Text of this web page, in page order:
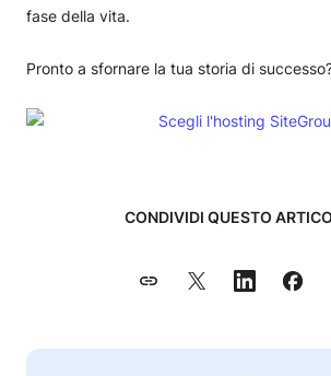
fase della vita.
Pronto a sfornare la tua storia di
CONDIVIDI QUESTO